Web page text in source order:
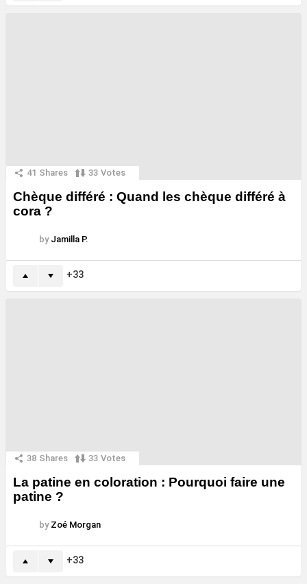
41 Shares 33 Votes
Chèque différé : Quand les chèque différé à
cora ?
by Jamilla P.
33
38 Shares 33 Votes
La patine en coloration : Pourquoi faire une
patine ?
by Zoé Morgan
33